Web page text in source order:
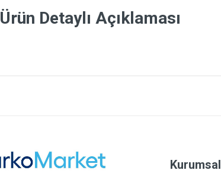
Ürün Detaylı Açıklaması
Kurumsal